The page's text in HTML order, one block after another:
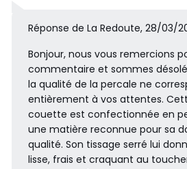
Réponse de La Redoute, 28/03/
Bonjour, nous vous remercions
commentaire et sommes
la qualité de la percale ne
entièrement à vos attentes.
couette est confectionnée en
une matière reconnue pour sa
qualité. Son tissage serré lui
lisse, frais et craquant au